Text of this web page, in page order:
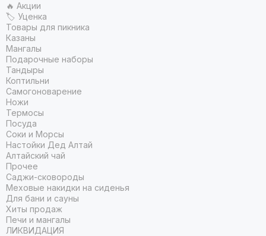
🔥 Акции
🏷 Уценка
Товары для пикника
Казаны
Мангалы
Подарочные наборы
Тандыры
Коптильни
Самогоноварение
Ножи
Термосы
Посуда
Соки и Морсы
Настойки Дед Алтай
Алтайский чай
Прочее
Саджи-сковороды
Меховые накидки на сиденья
Для бани и сауны
Хиты продаж
Печи и мангалы
ЛИКВИДАЦИЯ